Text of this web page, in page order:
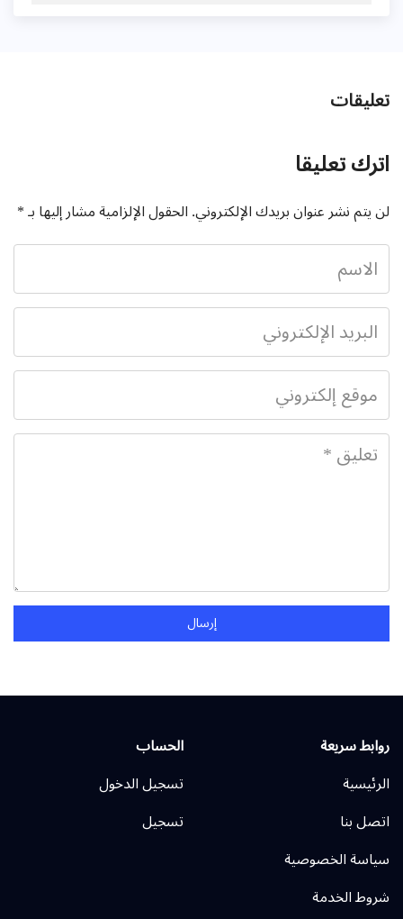
تعليقات
اترك تعليقا
لن يتم نشر عنوان بريدك الإلكتروني.الحقول الإلزامية مشار إليها بـ*
إرسال
روابط سريعة
الرئيسية
اتصل بنا
سياسة الخصوصية
شروط الخدمة
الحساب
تسجيل الدخول
تسجيل